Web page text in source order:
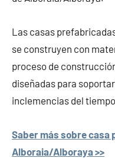
Las casas
se construyen con
proceso de
diseñadas para
inclemencias del
Saber más sobre
Alboraia/Alboraya >>